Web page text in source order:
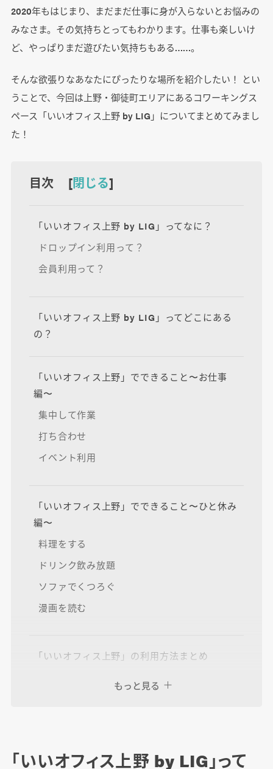
2020年もはじまり、まだまだ仕事に身が入らないとお悩みの
みなさま。その気持ちとってもわかります。仕事も楽しいけ
ど、やっぱりまだ遊びたい気持ちもある……。
そんな欲張りなあなたにぴったりな場所を紹介したい！ とい
うことで、今回は上野・御徒町エリアにあるコワーキングス
ペース「いいオフィス上野 by LIG」についてまとめてみまし
た！
目次 [閉じる]
「いいオフィス上野 by LIG」ってなに？
ドロップイン利用って？
会員利用って？
「いいオフィス上野 by LIG」ってどこにある
の？
「いいオフィス上野」でできること〜お仕事
編〜
集中して作業
打ち合わせ
イベント利用
「いいオフィス上野」でできること〜ひと休み
編〜
料理をする
ドリンク飲み放題
ソファでくつろぐ
漫画を読む
「いいオフィス上野」の利用方法まとめ
もっと見る
「いいオフィス上野 by LIG」って